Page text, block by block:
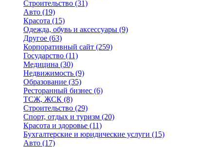
Строительство (31)
Авто (19)
Красота (15)
Одежда, обувь и аксессуары (9)
Другое (63)
Корпоративный сайт (259)
Государство (11)
Медицина (30)
Недвижимость (9)
Образование (35)
Ресторанный бизнес (6)
ТСЖ, ЖСК (8)
Строительство (29)
Спорт, отдых и туризм (20)
Красота и здоровье (11)
Бухгалтерские и юридические услуги (15)
Авто (17)